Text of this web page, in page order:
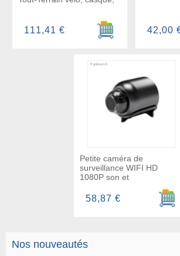
Nos nouveautés
Ajouter au panier
111,41 € 42,00
Petite caméra de
surveillance WIFI HD
1080P son et
58,87 €